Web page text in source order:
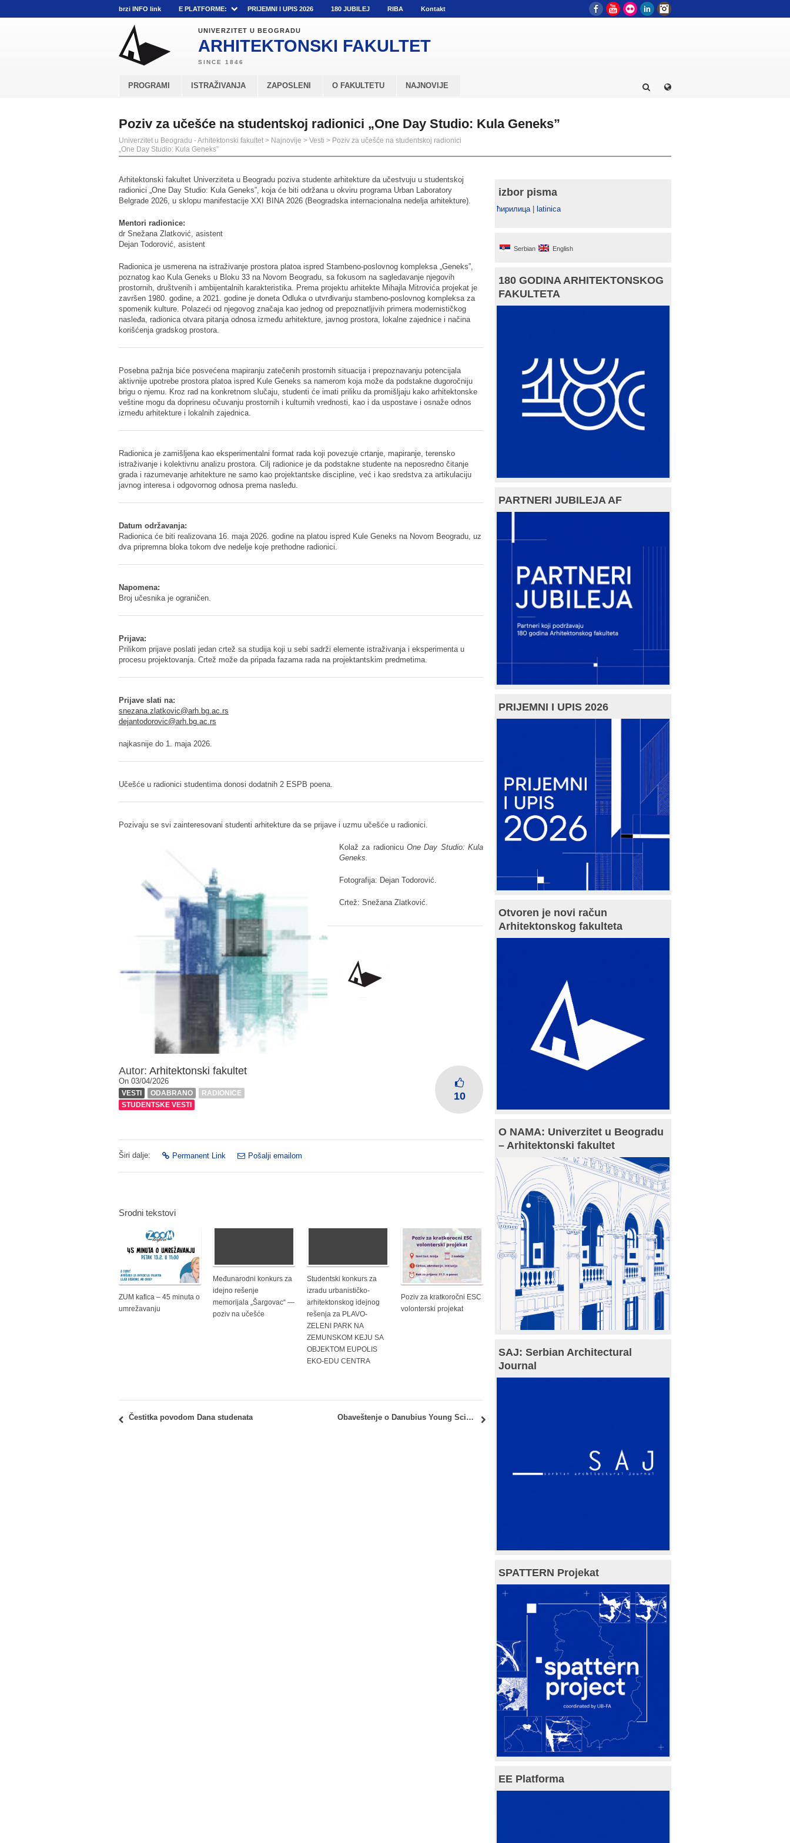
brzi INFO link E PLATFORME: PRIJEMNI I UPIS 2026 180 JUBILEJ RIBA Kontakt FacebookYouTube
Flickr LinkedIn
UNIVERZITET U BEOGRADU
ARHITEKTONSKI FAKULTET
PROGRAMI ISTRAŽIVANJA ZAPOSLENI O FAKULTETU NAJNOVIJE
Poziv za učešće na studentskoj radionici „One Day Studio: Kula Geneks”
Univerzitet u Beogradu - Arhitektonski fakultet > Najnovije > Vesti > Poziv za učešće na studentskoj radionici
„One Day Studio: Kula Geneks”
Arhitektonski fakultet Univerziteta u Beogradu poziva studente arhitekture da učestvuju u studentskoj
radionici „One Day Studio: Kula Geneks”, koja će biti održana u okviru programa Urban Laboratory
Belgrade 2026, u sklopu manifestacije XXI BINA 2026 (Beogradska internacionalna nedelja arhitekture).
Mentori radionice:
dr Snežana Zlatković, asistent
Dejan Todorović, asistent
Radionica je usmerena na istraživanje prostora platoa ispred Stambeno-poslovnog kompleksa „Geneks”,
poznatog kao Kula Geneks u Bloku 33 na Novom Beogradu, sa fokusom na sagledavanje njegovih
prostornih, društvenih i ambijentalnih karakteristika. Prema projektu arhitekte Mihajla Mitrovića projekat je
završen 1980. godine, a 2021. godine je doneta Odluka o utvrđivanju stambeno-poslovnog kompleksa za
spomenik kulture. Polazeći od njegovog značaja kao jednog od prepoznatljivih primera modernističkog
nasleđa, radionica otvara pitanja odnosa između arhitekture, javnog prostora, lokalne zajednice i načina
korišćenja gradskog prostora.
Posebna pažnja biće posvećena mapiranju zatečenih prostornih situacija i prepoznavanju potencijala
aktivnije upotrebe prostora platoa ispred Kule Geneks sa namerom koja može da podstakne dugoročniju
brigu o njemu. Kroz rad na konkretnom slučaju, studenti će imati priliku da promišljaju kako arhitektonske
veštine mogu da doprinesu očuvanju prostornih i kulturnih vrednosti, kao i da uspostave i osnaže odnos
između arhitekture i lokalnih zajednica.
Radionica je zamišljena kao eksperimentalni format rada koji povezuje crtanje, mapiranje, terensko
istraživanje i kolektivnu analizu prostora. Cilj radionice je da podstakne studente na neposredno čitanje
grada i razumevanje arhitekture ne samo kao projektantske discipline, već i kao sredstva za artikulaciju
javnog interesa i odgovornog odnosa prema nasleđu.
Datum održavanja:
Radionica će biti realizovana 16. maja 2026. godine na platou ispred Kule Geneks na Novom Beogradu, uz
dva pripremna bloka tokom dve nedelje koje prethodne radionici.
Napomena:
Broj učesnika je ograničen.
Prijava:
Prilikom prijave poslati jedan crtež sa studija koji u sebi sadrži elemente istraživanja i eksperimenta u
procesu projektovanja. Crtež može da pripada fazama rada na projektantskim predmetima.
Prijave slati na:
snezana.zlatkovic@arh.bg.ac.rs
dejantodorovic@arh.bg.ac.rs
najkasnije do 1. maja 2026.
Učešće u radionici studentima donosi dodatnih 2 ESPB poena.
Pozivaju se svi zainteresovani studenti arhitekture da se prijave i uzmu učešće u radionici.
Kolaž za radionicu One Day Studio: Kula
Geneks.
Fotografija: Dejan Todorović.
Crtež: Snežana Zlatković.
Autor: Arhitektonski fakultet
On 03/04/2026
VESTI ODABRANO
RADIONICE
STUDENTSKE VESTI
10
Širi dalje: Permanent Link Pošalji emailom
Srodni tekstovi
ZUM kafica – 45 minuta o
umrežavanju
Međunarodni konkurs za
idejno rešenje
memorijala „Šargovac“ —
poziv na učešće
Studentski konkurs za
izradu urbanističko-
arhitektonskog idejnog
rešenja za PLAVO-
ZELENI PARK NA
ZEMUNSKOM KEJU SA
OBJEKTOM EUPOLIS
EKO-EDU CENTRA
Poziv za kratkoročni ESC
volonterski projekat
Čestitka povodom Dana studenata Obaveštenje o Danubius Young Scientist Award 2026
izbor pisma
ћирилица| latinica
Serbian English
180 GODINA ARHITEKTONSKOG
FAKULTETA
PARTNERI JUBILEJA AF
PRIJEMNI I UPIS 2026
Otvoren je novi račun
Arhitektonskog fakulteta
O NAMA: Univerzitet u Beogradu
– Arhitektonski fakultet
SAJ: Serbian Architectural
Journal
SPATTERN Projekat
EE Platforma